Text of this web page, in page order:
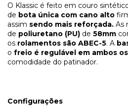
O Klassic é feito em couro
de bota única com cano alto
assim sendo mais reforçada. As
de poliuretano (PU) de 58mm
os rolamentos são ABEC-5. A
o freio é regulável em ambos
comodidade do patinador.
Configurações